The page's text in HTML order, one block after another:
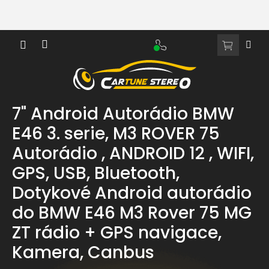
obsah
NÁKUPNÍ
7" Android Autorádio BMW
E46 3. serie, M3 ROVER 75
Autorádio , ANDROID 12 , WIFI,
GPS, USB, Bluetooth,
Dotykové Android autorádio
do BMW E46 M3 Rover 75 MG
ZT rádio + GPS navigace,
Kamera, Canbus